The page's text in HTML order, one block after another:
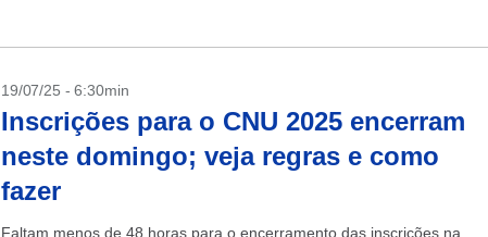
19/07/25 - 6:30min
Inscrições para o CNU 2025 encerram
neste domingo; veja regras e como
fazer
Faltam menos de 48 horas para o encerramento das inscrições na